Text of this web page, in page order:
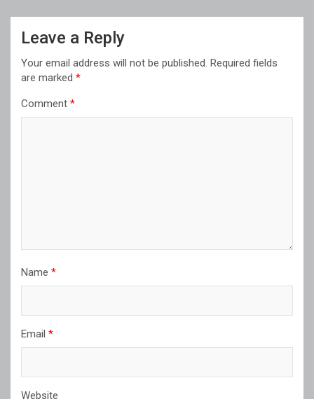
Leave a Reply
Your email address will not be published. Required fields
are marked *
Comment *
Name *
Email *
Website